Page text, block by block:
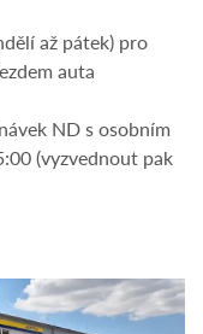
až pátek) pro
auta
ND s osobním
(vyzvednout pak